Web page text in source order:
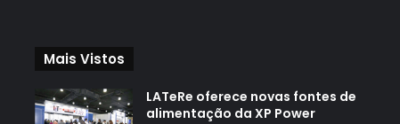
Mais Vistos
LATeRe oferece novas fontes de
alimentação da XP Power